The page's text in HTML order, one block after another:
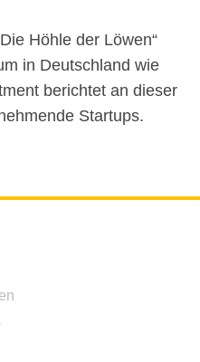
Höhle der Löwen“
in Deutschland wie
berichtet an dieser
Startups.